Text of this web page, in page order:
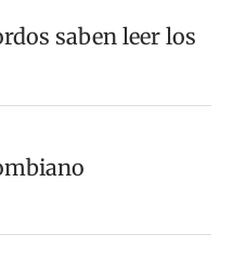
saben leer los